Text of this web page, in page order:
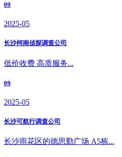
09
2025-05
长沙柯南侦探调查公司
低价收费 高质服务...
09
2025-05
长沙可航行调查公司
长沙雨花区的德思勤广场 A5栋...